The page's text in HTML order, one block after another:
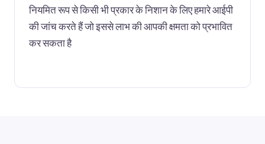
नियमित रूप से किसी भी प्रकार के निशान के लिए हमारे आईपी
की जांच करते हैं जो इससे लाभ की आपकी क्षमता को प्रभावित
कर सकता है